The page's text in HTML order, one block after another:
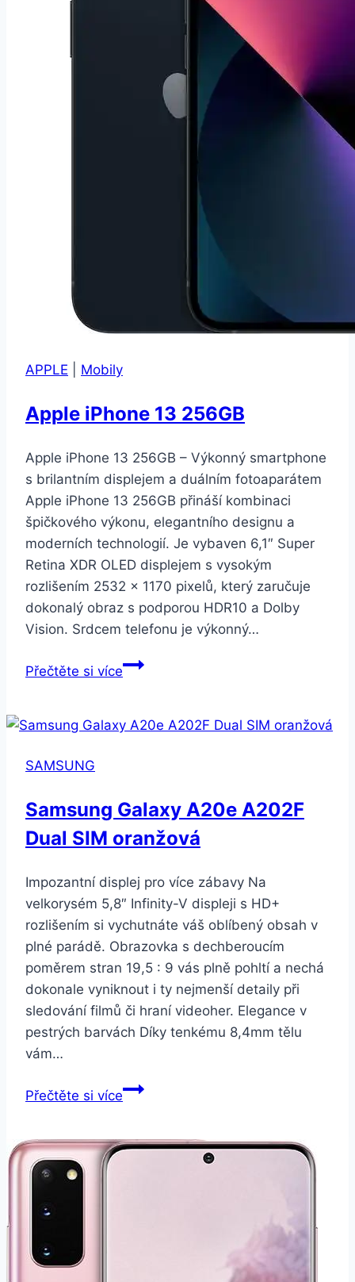
APPLE Mobily
Apple iPhone 13 256GB
Apple iPhone 13 256GB – Výkonný smartphone
s brilantním displejem a duálním fotoaparátem
Apple iPhone 13 256GB přináší kombinaci
špičkového výkonu, elegantního designu a
moderních technologií. Je vybaven 6,1″ Super
Retina XDR OLED displejem s vysokým
rozlišením 2532 × 1170 pixelů, který zaručuje
dokonalý obraz s podporou HDR10 a Dolby
Vision. Srdcem telefonu je výkonný…
Přečtěte si víceApple
256GB
SAMSUNG
Samsung Galaxy A20e A202F
Dual SIM oranžová
Impozantní displej pro více zábavy Na
velkorysém 5,8″ Infinity-V displeji s HD+
rozlišením si vychutnáte váš oblíbený obsah v
plné parádě. Obrazovka s dechberoucím
poměrem stran 19,5 : 9 vás plně pohltí a nechá
dokonale vyniknout i ty nejmenší detaily při
sledování filmů či hraní videoher. Elegance v
pestrých barvách Díky tenkému 8,4mm tělu
vám…
Přečtěte si víceSamsung
A202F